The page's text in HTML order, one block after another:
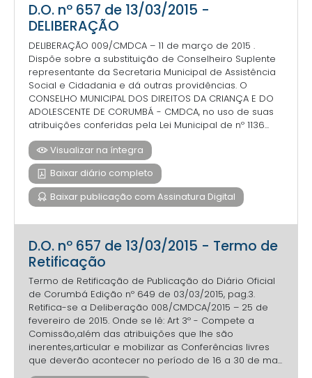
D.O. nº 657 de 13/03/2015 -
DELIBERAÇÃO
DELIBERAÇÃO 009/CMDCA – 11 de março de 2015 .
Dispõe sobre a substituição de Conselheiro Suplente
representante da Secretaria Municipal de Assistência
Social e Cidadania e dá outras providências. O
CONSELHO MUNICIPAL DOS DIREITOS DA CRIANÇA E DO
ADOLESCENTE DE CORUMBÁ - CMDCA, no uso de suas
atribuições conferidas pela Lei Municipal de nº 1136...
Visualizar na íntegra
Baixar diário completo
Baixar publicação com Assinatura Digital
D.O. nº 657 de 13/03/2015 - Termo de
Retificação
Termo de Retificação de Publicação do Diário Oficial
de Corumbá Edição nº 649 de 03/03/2015, pag.3.
Retifica-se a Deliberação 008/CMDCA/2015 – 25 de
fevereiro de 2015. Onde se lê: Art 3º - Compete a
Comissão,além das atribuições que lhe são
inerentes,articular e mobilizar as Conferências livres
que deverão acontecer no período de 16 a 30 de ma...